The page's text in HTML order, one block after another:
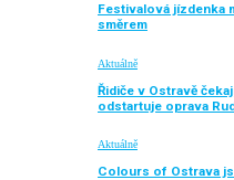
Festivalová jízdenka
směrem
Aktuálně
Řidiče v Ostravě
odstartuje oprava
Aktuálně
Colours of Ostrava